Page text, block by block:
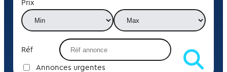
Prix
Réf
Annonces urgentes